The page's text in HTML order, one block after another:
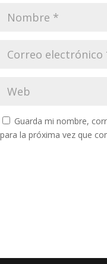
Guarda mi nombre,
para la próxima vez que